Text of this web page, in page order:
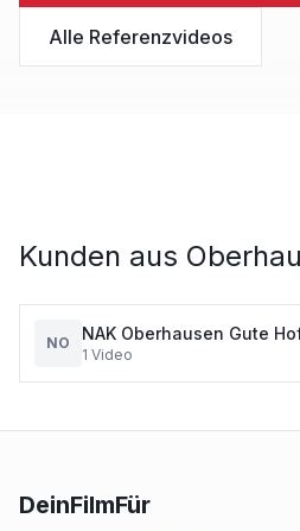
Alle Referenzvideos
Kunden aus
NO
NAK Oberhausen Gute
Neuapostolisches
GmbH
1 Video
DeinFilmFür